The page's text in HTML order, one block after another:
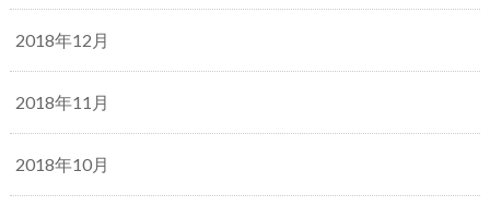
2018年12月
2018年11月
2018年10月